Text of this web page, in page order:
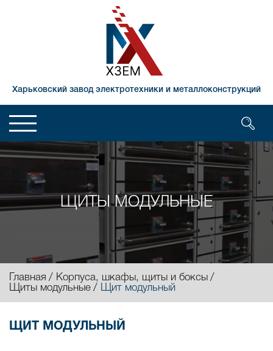
Харьковский завод электротехники и металлоконструкций
ЩИТЫ МОДУЛЬНЫЕ
Главная
Корпуса, шкафы, щиты и боксы
Щиты модульные
Щит модульный
ЩИТ МОДУЛЬНЫЙ